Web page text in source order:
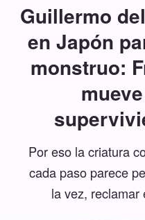
Guillermo
en Japón
monstruo:
Por eso la criatura
cada paso parece
la vez, reclamar